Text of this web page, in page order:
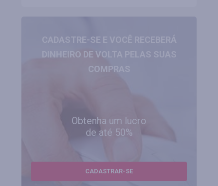
CADASTRE-SE E VOCÊ RECEBERÁ
DINHEIRO DE VOLTA PELAS SUAS
COMPRAS
Obtenha um lucro
de até 50%
CADASTRAR-SE